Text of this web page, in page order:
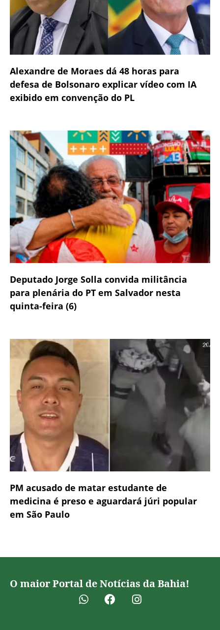
Alexandre de Moraes dá 48 horas para
defesa de Bolsonaro explicar vídeo com IA
exibido em convenção do PL
Deputado Jorge Solla convida militância
para plenária do PT em Salvador nesta
quinta-feira (6)
PM acusado de matar estudante de
medicina é preso e aguardará júri popular
em São Paulo
O maior Portal de Notícias da Bahia!